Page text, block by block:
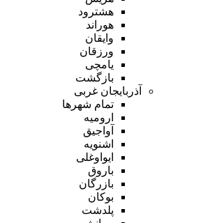
هشترود
هوراند
وایقان
ورزقان
یامچی
بازگشت
آذربایجان غربی
تمام شهر‌ها
ارومیه
آواجیق
اشنویه
ایواوغلی
باروق
بازرگان
بوکان
پلدشت